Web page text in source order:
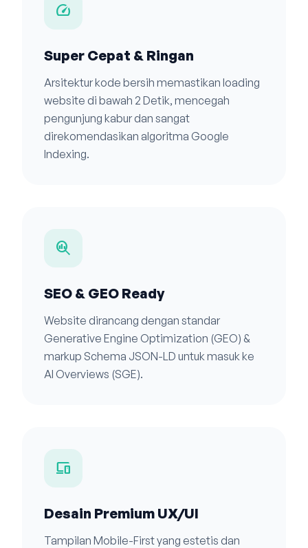
speed
Super Cepat & Ringan
Arsitektur kode bersih memastikan loading
website di bawah 2 Detik, mencegah
pengunjung kabur dan sangat
direkomendasikan algoritma Google
Indexing.
search_insights
SEO & GEO Ready
Website dirancang dengan standar
Generative Engine Optimization (GEO) &
markup Schema JSON-LD untuk masuk ke
AI Overviews (SGE).
devices
Desain Premium UX/UI
Tampilan Mobile-First yang estetis dan